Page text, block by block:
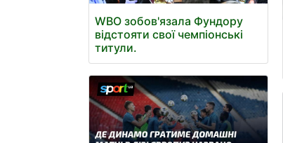
WBO зобов'язала Фундору
відстояти свої чемпіонські
титули.